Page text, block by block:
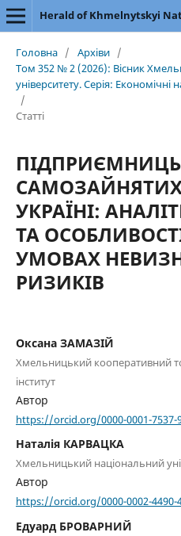
Головна / Архіви /
Том 352 № 2 (2026): Вісник
університету. Серія: Економічні
/
Статті
САМОЗАЙНЯТИХ
УКРАЇНІ:
ТА
УМОВАХ
РИЗИКІВ
Оксана ЗАМАЗІЙ
Хмельницький кооперативний
інститут
Автор
https://orcid.org/0000-0001-7537-
Наталія КАРВАЦКА
Хмельницький національний
Автор
https://orcid.org/0000-0002-4490-
Едуард БРОВАРНИЙ